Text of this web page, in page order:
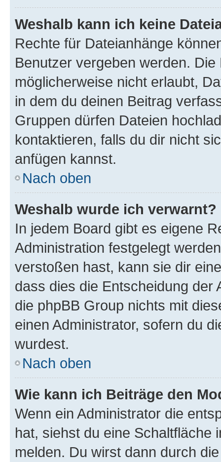
Weshalb kann ich keine
Rechte für Dateianhänge
Benutzer vergeben werden.
möglicherweise nicht erlaubt,
in dem du deinen Beitrag
Gruppen dürfen Dateien
kontaktieren, falls du dir nicht
anfügen kannst.
Nach oben
Weshalb wurde ich verwarnt?
In jedem Board gibt es eigene
Administration festgelegt
verstoßen hast, kann sie dir
dass dies die Entscheidung der
die phpBB Group nichts mit
einen Administrator, sofern du
wurdest.
Nach oben
Wie kann ich Beiträge den
Wenn ein Administrator die
hat, siehst du eine Schaltfläche
melden. Du wirst dann durch